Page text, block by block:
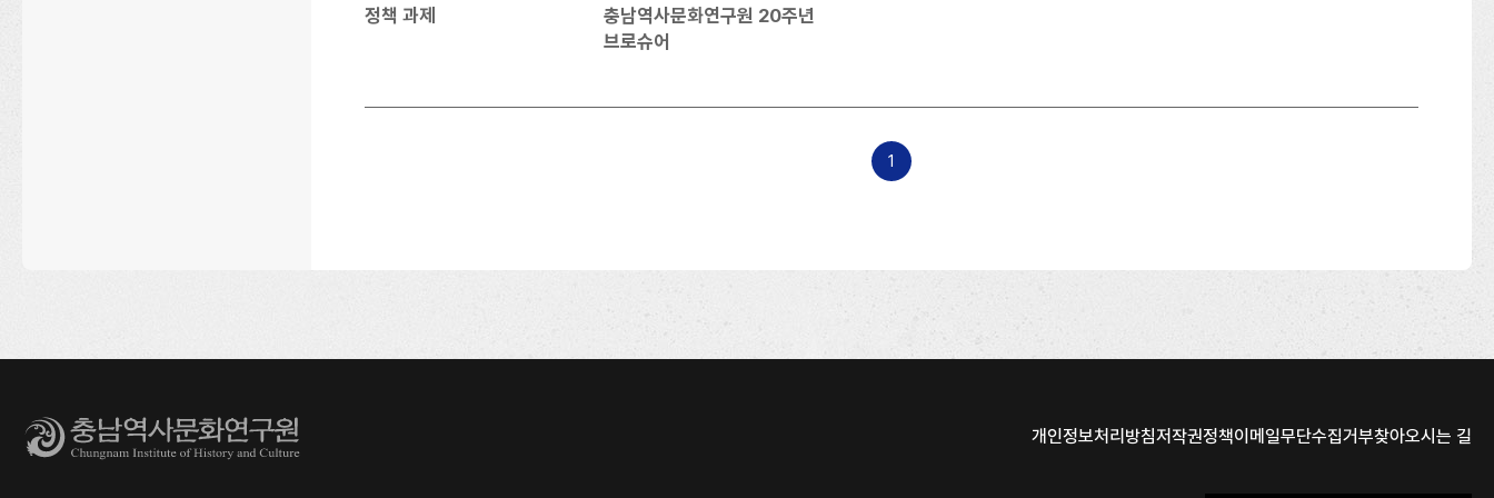
정책 과제
충남역사문화연구원 20주년
브로슈어
1
개인정보처리방침저작권정책이메일무단수집거부찾아오시는 길